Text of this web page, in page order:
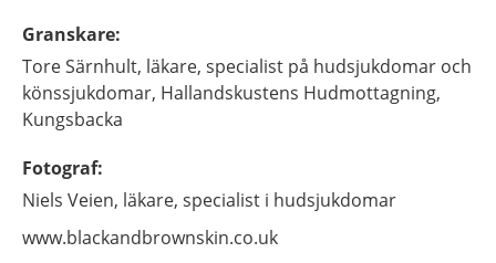
Granskare:
ToreSärnhult, läkare, specialist på hudsjukdomar och
könssjukdomar, Hallandskustens Hudmottagning,
Kungsbacka
Fotograf:
Niels Veien, läkare, specialist i hudsjukdomar
www.blackandbrownskin.co.uk